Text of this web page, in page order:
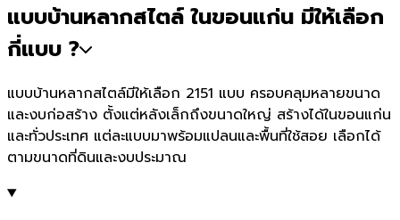
แบบบ้านหลากสไตล์ ในขอนแก่น มีให้เลือก
กี่แบบ ?
แบบบ้านหลากสไตล์มีให้เลือก 2151 แบบ ครอบคลุมหลายขนาด
และงบก่อสร้าง ตั้งแต่หลังเล็กถึงขนาดใหญ่ สร้างได้ในขอนแก่น
และทั่วประเทศ แต่ละแบบมาพร้อมแปลนและพื้นที่ใช้สอย เลือกได้
ตามขนาดที่ดินและงบประมาณ